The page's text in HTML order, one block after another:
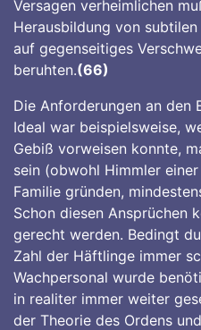
Versagen verheimlichen
Herausbildung von
auf gegenseitiges
beruhten.(66)
Die Anforderungen an den
Ideal war beispielsweise,
Gebiß vorweisen konnte,
sein (obwohl Himmler
Familie gründen,
Schon diesen Ansprüchen
gerecht werden. Bedingt
Zahl der Häftlinge immer
Wachpersonal wurde
in realiter immer weiter
der Theorie des Ordens